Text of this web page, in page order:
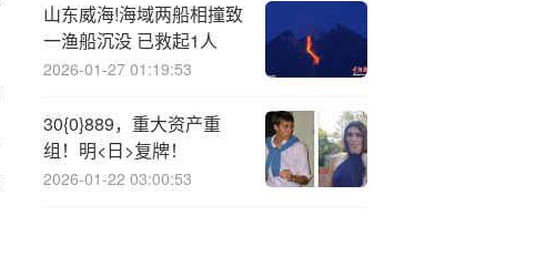
山东威海!海域两船相撞致
一渔船沉没 已救起1人
2026-01-27 01:19:53
30{0}889，重大资产重
组！明<日>复牌！
2026-01-22 03:00:53